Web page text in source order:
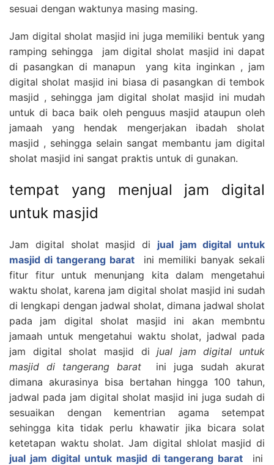
sesuai dengan waktunya masing masing.
Jam digital sholat masjid ini juga memiliki bentuk yang
ramping sehingga jam digital sholat masjid ini dapat
di pasangkan di manapun yang kita inginkan , jam
digital sholat masjid ini biasa di pasangkan di tembok
masjid , sehingga jam digital sholat masjid ini mudah
untuk di baca baik oleh penguus masjid ataupun oleh
jamaah yang hendak mengerjakan ibadah sholat
masjid , sehingga selain sangat membantu jam digital
sholat masjid ini sangat praktis untuk di gunakan.
tempat yang menjual jam digital
untuk masjid
Jam digital sholat masjid di jual jam digital untuk
masjid di tangerang barat ini memiliki banyak sekali
fitur fitur untuk menunjang kita dalam mengetahui
waktu sholat, karena jam digital sholat masjid ini sudah
di lengkapi dengan jadwal sholat, dimana jadwal sholat
pada jam digital sholat masjid ini akan membntu
jamaah untuk mengetahui waktu sholat, jadwal pada
jam digital sholat masjid dijual jam digital untuk
masjid di tangerang barat ini juga sudah akurat
dimana akurasinya bisa bertahan hingga 100 tahun,
jadwal pada jam digital sholat masjid ini juga sudah di
sesuaikan dengan kementrian agama setempat
sehingga kita tidak perlu khawatir jika bicara solat
ketetapan waktu sholat. Jam digital shlolat masjid di
jual jam digital untuk masjid di tangerang barat ini